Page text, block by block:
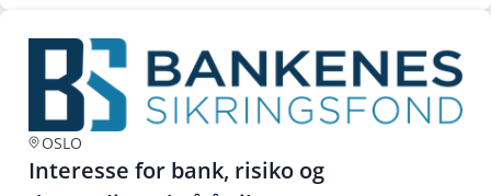
OSLO
Interesse for bank, risiko og